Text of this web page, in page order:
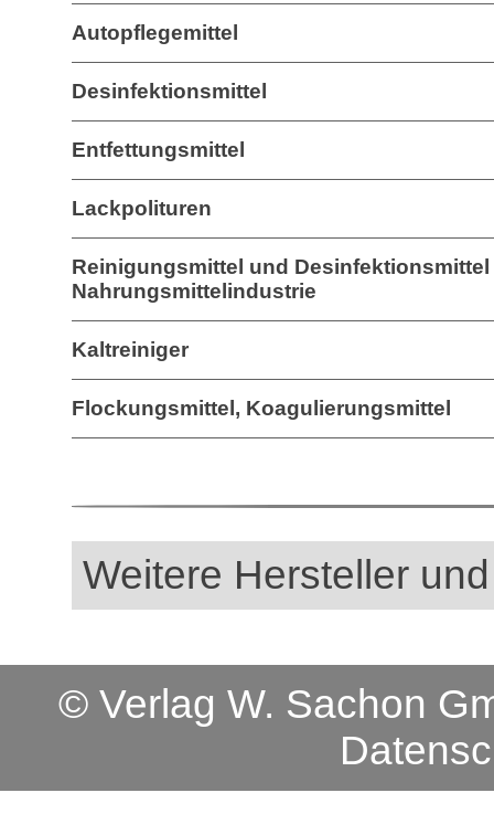
Autopflegemittel
Desinfektionsmittel
Entfettungsmittel
Lackpolituren
Reinigungsmittel und Desinfektionsmittel
Nahrungsmittelindustrie
Kaltreiniger
Flockungsmittel, Koagulierungsmittel
Weitere Hersteller
© Verlag W. Sachon